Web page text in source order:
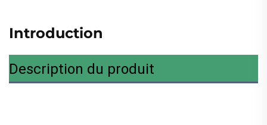
Introduction
Description du produit